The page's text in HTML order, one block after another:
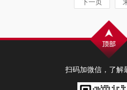
下一页
扫码加微信，了解